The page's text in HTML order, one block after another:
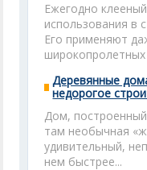
Ежегодно
использования в
Его применяют
широкопролетных
Деревянные
недорогое
Дом,
там необычная
удивительный,
нем быстрее...